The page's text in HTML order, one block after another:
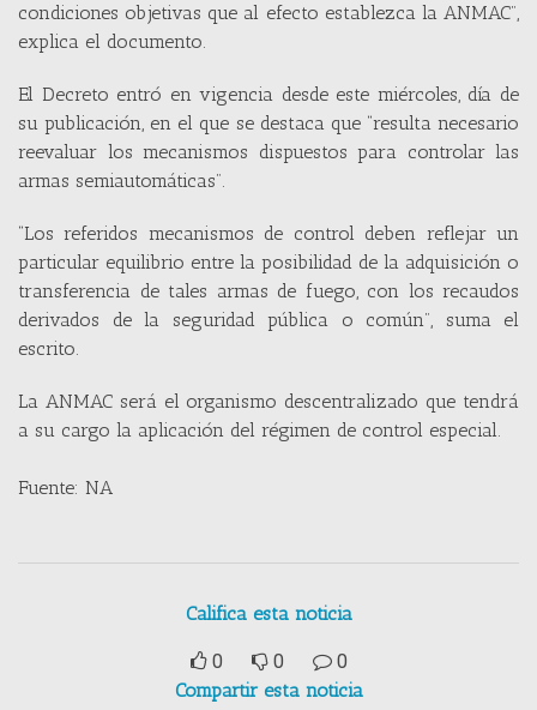
condiciones objetivas que al efecto establezca la ANMAC”,
explica el documento.
El Decreto entró en vigencia desde este miércoles, día de
su publicación, en el que se destaca que “resulta necesario
reevaluar los mecanismos dispuestos para controlar las
armas semiautomáticas”.
“Los referidos mecanismos de control deben reflejar un
particular equilibrio entre la posibilidad de la adquisición o
transferencia de tales armas de fuego, con los recaudos
derivados de la seguridad pública o común”, suma el
escrito.
La ANMAC será el organismo descentralizado que tendrá
a su cargo la aplicación del régimen de control especial.
Fuente: NA
Califica esta noticia
0 0
0
Compartir esta noticia